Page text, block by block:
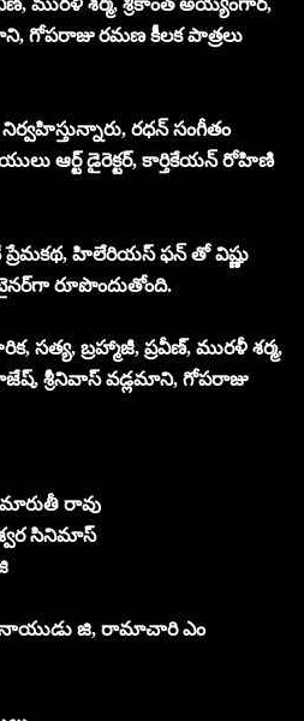
గోపరాజు రమణ కీలక పాత్రలు
రధన్ సంగీతం
ఆర్ట్ డైరెక్టర్, కార్తికేయన్ రోహిణి
ప్రేమకథ, హిలేరియస్ ఫన్ తో విష్ణు
రూపొందుతోంది.
సత్య, బ్రహ్మాజీ, ప్రవీణ్, మురళీ శర్మ,
శ్రీనివాస్ వడ్లమాని, గోపరాజు
మారుతీ రావు
సినిమాస్
నాయుడు జి, రామాచారి ఎం